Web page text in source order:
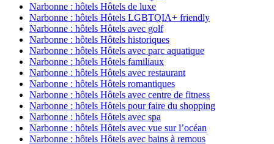
Narbonne : hôtels Hôtels de luxe
Narbonne : hôtels Hôtels LGBTQIA+ friendly
Narbonne : hôtels Hôtels avec golf
Narbonne : hôtels Hôtels historiques
Narbonne : hôtels Hôtels avec parc aquatique
Narbonne : hôtels Hôtels familiaux
Narbonne : hôtels Hôtels avec restaurant
Narbonne : hôtels Hôtels romantiques
Narbonne : hôtels Hôtels avec centre de fitness
Narbonne : hôtels Hôtels pour faire du shopping
Narbonne : hôtels Hôtels avec spa
Narbonne : hôtels Hôtels avec vue sur l’océan
Narbonne : hôtels Hôtels avec bains à remous